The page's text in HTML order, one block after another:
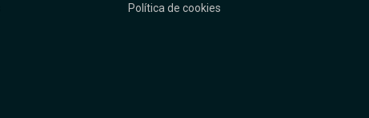
Política de cookies